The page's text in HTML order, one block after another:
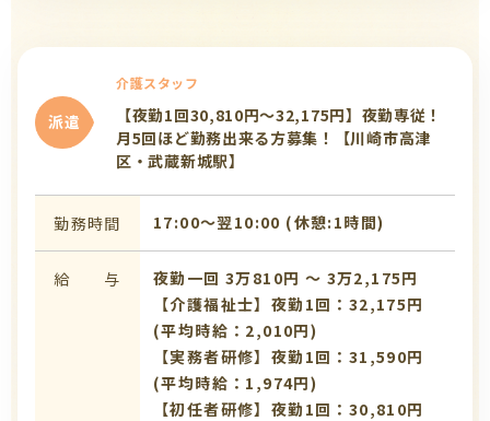
派遣
介護スタッフ
【夜勤1回30,810円～32,175円】夜勤専従！
月5回ほど勤務出来る方募集！【川崎市高津
区・武蔵新城駅】
勤務時間 17:00〜翌10:00 (休憩:1時間)
給 与
夜勤一回 3万810円 〜 3万2,175円
【介護福祉士】夜勤1回：32,175円
(平均時給：2,010円)
【実務者研修】夜勤1回：31,590円
(平均時給：1,974円)
【初任者研修】夜勤1回：30,810円